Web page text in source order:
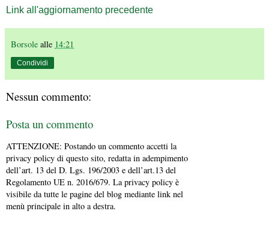
Link all'aggiornamento precedente
Borsole alle 14:21
Condividi
Nessun commento:
Posta un commento
ATTENZIONE: Postando un commento accetti la
privacy policy di questo sito, redatta in adempimento
dell’art. 13 del D. Lgs. 196/2003 e dell’art.13 del
Regolamento UE n. 2016/679. La privacy policy è
visibile da tutte le pagine del blog mediante link nel
menù principale in alto a destra.